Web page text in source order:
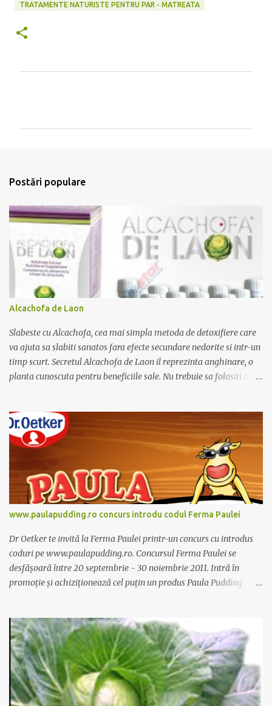
TRATAMENTE NATURISTE PENTRU PAR - MATREATA
r
i
i
Postări populare
Alcachofa de Laon
Slabeste cu Alcachofa, cea mai simpla metoda de detoxifiere care
va ajuta sa slabiti sanatos fara efecte secundare nedorite si intr-un
timp scurt. Secretul Alcachofa de Laon il reprezinta anghinare, o
planta cunoscuta pentru beneficiile sale. Nu trebuie sa folositi o
www.paulapudding.ro concurs introdu codul Ferma Paulei
Dr Oetker te invită la Ferma Paulei printr-un concurs cu introdus
coduri pe www.paulapudding.ro. Concursul Ferma Paulei se
desfășoară între 20 septembrie - 30 noiembrie 2011. Intră în
promoție și achiziționează cel puțin un produs Paula Pudding
concurs Ferma Paulei. Poți căștiga zilnic truse de grădinărit,
săptămânal tractorașul fermierului sau premiul cel mare o
excursie la o super-fermă din Anglia. Mai multe coduri, mai multe
șanse de câștig. Câștigători si regulament pe
www.paulapudding.ro.